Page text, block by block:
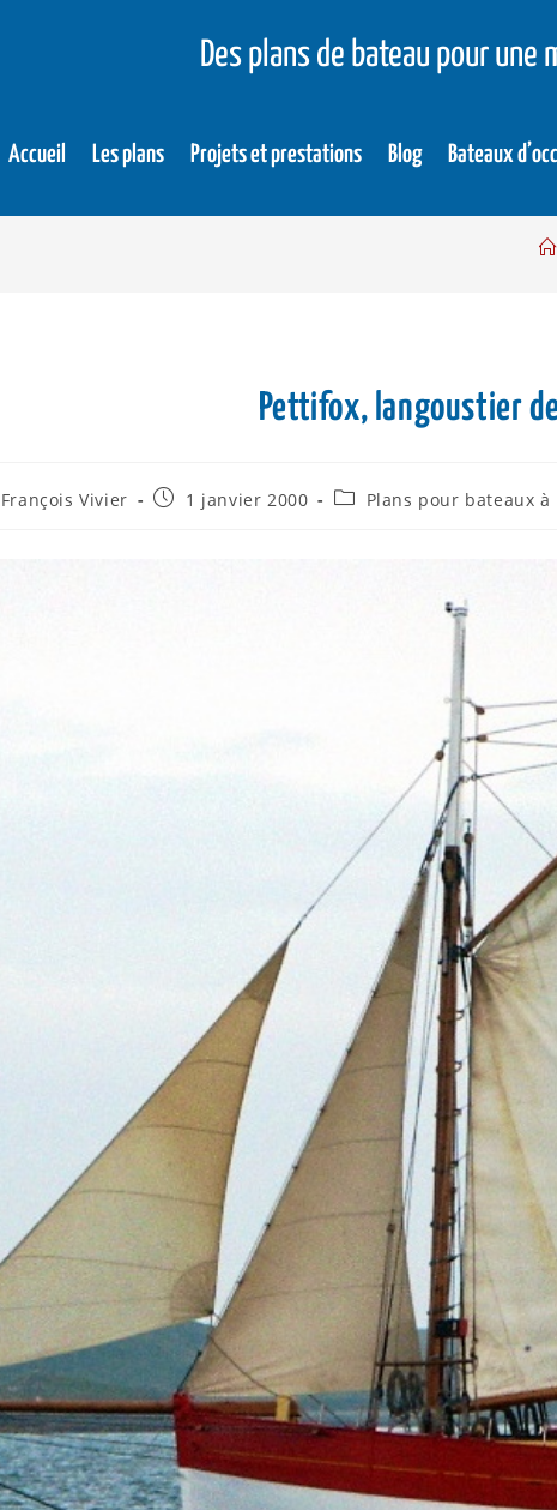
Des plans de bateau pour une
Accueil Les plans Projets et prestations Blog Bateaux
Pettifox, langoustier
François Vivier 1 janvier 2000 Plans pour bateaux